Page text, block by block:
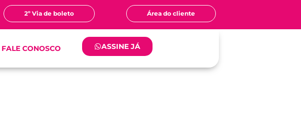
2º Via de boleto Área do cliente
FALE CONOSCO ASSINE JÁ